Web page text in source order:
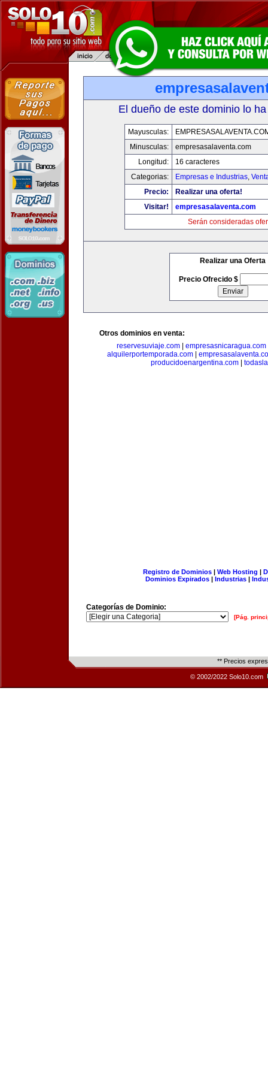
El dueño de este dominio lo
Mayusculas:
Minusculas:
empresasalaventa.com
Longitud:
16 caracteres
Categorias:
Empresas e Industrias,
Precio:
Realizar una oferta!
Visitar!
empresasalaventa.com
Serán consideradas
Realizar una Oferta
Precio Ofrecido $
Otros dominios en venta:
reservesuviaje.com| empresasnicaragua.com
alquilerportemporada.com
producidoenargentina.com
Registro de Dominios| Web Hosting |
Dominios Expirados | Industrias |
Categorías de Dominio:
[Pág.
** Precios
© 2002/2022 Solo10.com